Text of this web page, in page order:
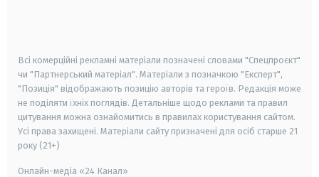
Всі комерційні рекламні матеріали позначені словами "Спецпроєкт"
чи "Партнерський матеріал". Матеріали з позначкою "Експерт",
"Позиція" відображають позицію авторів та героїв. Редакція може
не поділяти їхніх поглядів. Детальніше щодо реклами та правил
цитування можна ознайомитись в правилах користування сайтом.
Усі права захищені. Матеріали сайту призначені для осіб старше 21
року (21+)
Онлайн-медіа «24 Канал»